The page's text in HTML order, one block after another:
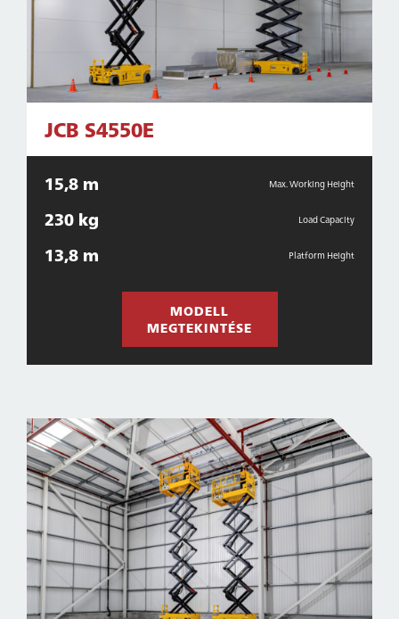
JCB S4550E
15,8 m Max. Working Height
230 kg Load Capacity
13,8 m Platform Height
MODELL
MEGTEKINTÉSE